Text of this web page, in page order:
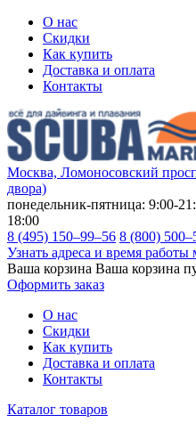
О нас
Скидки
Как купить
Доставка и оплата
Контакты
Москва, Ломоносовский
двора)
понедельник-пятница: 9:00-
18:00
8 (495) 150–99–56 8 (800)
Узнать адреса и время работы
Ваша корзина Ваша корзина
Оформить заказ
О нас
Скидки
Как купить
Доставка и оплата
Контакты
Каталог товаров